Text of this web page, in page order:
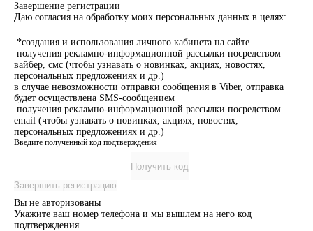
Завершение регистрации
Даю согласия на обработку моих персональных данных в целях:
*создания и использования личного кабинета на сайте
получения рекламно-информационной рассылки посредством
вайбер, смс (чтобы узнавать о новинках, акциях, новостях,
персональных предложениях и др.)
в случае невозможности отправки сообщения в Viber, отправка
будет осуществлена SMS-сообщением
получения рекламно-информационной рассылки посредством
email (чтобы узнавать о новинках, акциях, новостях,
персональных предложениях и др.)
Введите полученный код подтверждения
Получить код
Завершить регистрацию
Вы не авторизованы
Укажите ваш номер телефона и мы вышлем на него код
подтверждения.